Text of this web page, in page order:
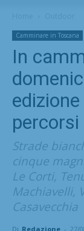
Camminare in Toscana
In
Strade
cinque
Le Corti,
Machiavelli,
Casavecchia
Di Redazione - 27/